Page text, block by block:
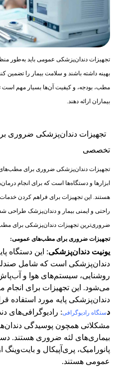
تجهیزات دندان‌پزشکی عمومی باید به‌طور
بهینه داشته باشند و سلامت بیمار را تضمین
مطب، بودجه، و کیفیت آن‌ها بسیار مهم است
بیماران ارائه دهند.
تجهیزات دندان‌پزشکی ضروری
تخصصی
تجهیزات دندان‌پزشکی ضروری برای
ابزارها و دستگاه‌ها است که برای انجام
هستند. این تجهیزات برای فراهم کردن
راحتی و ایمنی بیمار و دندان‌پزشک طراحی
ضروری‌ترین تجهیزات دندان‌پزشکی برای
تجهیزات ضروری برای مطب‌های عمومی:
یونیت دندان‌پزشکی: این دستگاه
دندان‌پزشکی است که شامل
روشنایی، سیستم‌های هوا و
می‌شود. این تجهیزات برای انجام
دندان‌پزشکی پایه مورد استفاده
دستگاه رادیوگرافی: رادیوگرافی‌های
مشکلاتی همچون پوسیدگی
بیماری‌های لثه ضروری هستند.
پانورامیک، پری‌آپیکال و
عمومی هستند​.